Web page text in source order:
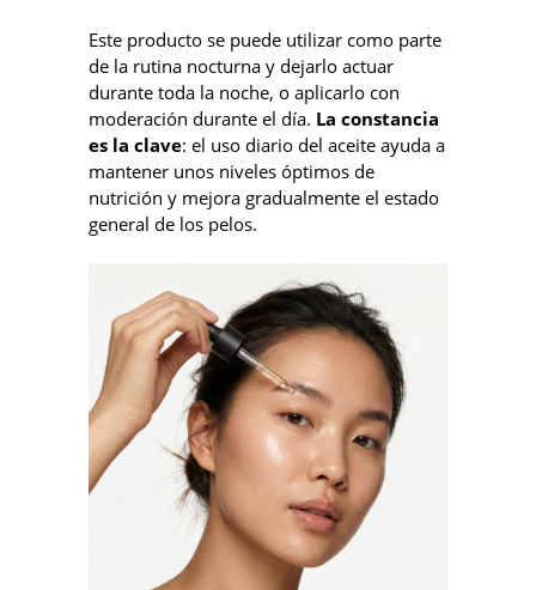
Este producto se puede utilizar como parte
de la rutina nocturna y dejarlo actuar
durante toda la noche, o aplicarlo con
moderación durante el día. La constancia
es la clave: el uso diario del aceite ayuda a
mantener unos niveles óptimos de
nutrición y mejora gradualmente el estado
general de los pelos.